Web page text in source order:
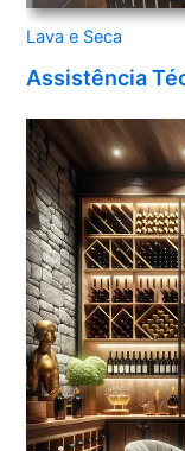
Lava e Seca
Assistência